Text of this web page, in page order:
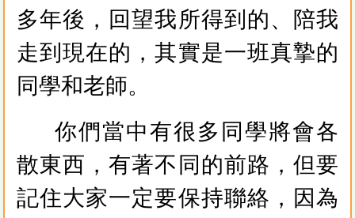
多年後，回望我所得到的、陪我
走到現在的，其實是一班真摯的
同學和老師。
你們當中有很多同學將會各
散東西，有著不同的前路，但要
記住大家一定要保持聯絡，因為